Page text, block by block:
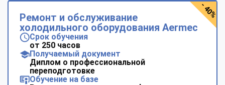
Ремонт и обслуживание
холодильного оборудования Aermec
Срок обучения
от 250 часов
Получаемый документ
Диплом о профессиональной
переподготовке
Обучение на базе
- 40%